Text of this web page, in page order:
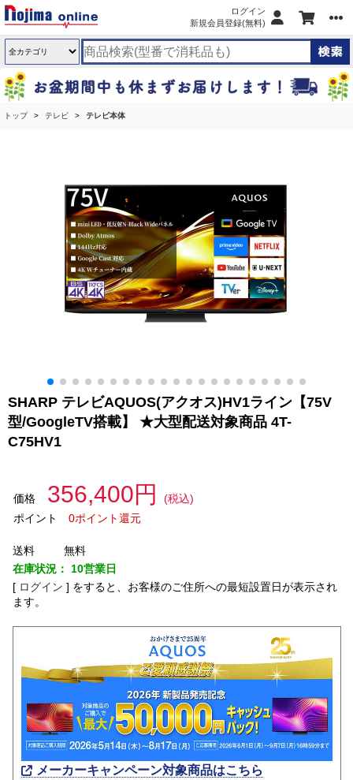
ログイン
新規会員登録(無料)
トップ テレビ テレビ本体
SHARP テレビAQUOS(アクオス)HV1ライン【75V
型/GoogleTV搭載】 ★大型配送対象商品 4T-
C75HV1
価格 356,400円
(税込)
ポイント
0ポイント還元
送料
無料
在庫状況： 10営業日
[ ログイン ] をすると、お客様のご住所への最短設置日が表示され
ます。
メーカーキャンペーン対象商品はこちら